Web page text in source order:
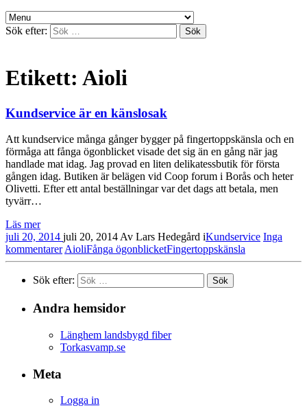
Sök efter:
Etikett: Aioli
Kundservice är en känslosak
Att kundservice många gånger bygger på fingertoppskänsla och en
förmåga att fånga ögonblicket visade det sig än en gång när jag
handlade mat idag. Jag provad en liten delikatessbutik för första
gången idag. Butiken är belägen vid Coop forum i Borås och heter
Olivetti. Efter ett antal beställningar var det dags att betala, men
tyvärr…
Läs mer
juli 20, 2014 juli 20, 2014Av Lars Hedegård iKundservice Inga
kommentarerAioliFånga ögonblicketFingertoppskänsla
Sök efter:
Andra hemsidor
Länghem landsbygd fiber
Torkasvamp.se
Meta
Logga in